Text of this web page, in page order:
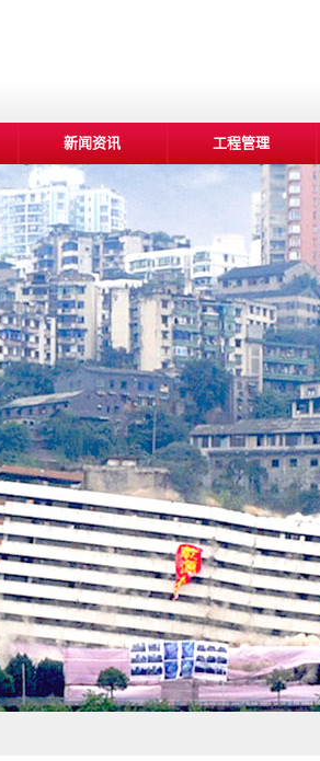
新闻资讯 工程管理